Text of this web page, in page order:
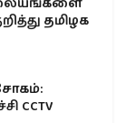
தமிழக
CCTV